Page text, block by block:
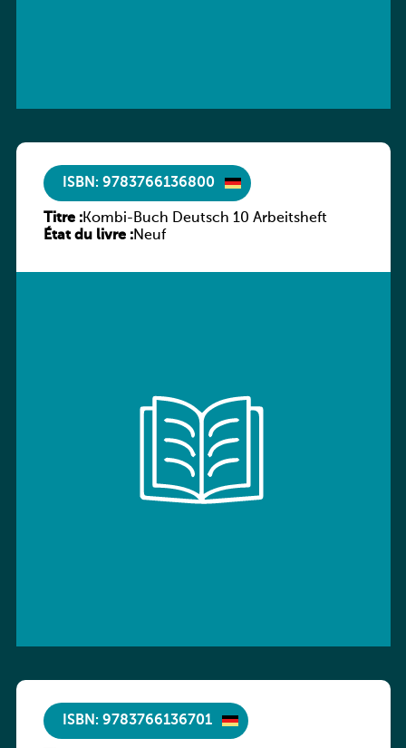
ISBN: 9783766136800
Titre :Kombi-Buch Deutsch 10 Arbeitsheft
État du livre :Neuf
ISBN: 9783766136701